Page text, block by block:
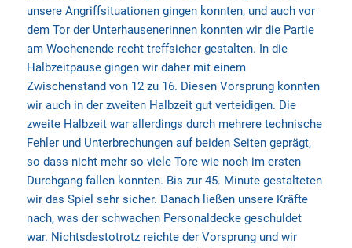
unsere Angriffsituationen gingen konnten, und auch vor
dem Tor der Unterhausenerinnen konnten wir die Partie
am Wochenende recht treffsicher gestalten. In die
Halbzeitpause gingen wir daher mit einem
Zwischenstand von 12 zu 16. Diesen Vorsprung konnten
wir auch in der zweiten Halbzeit gut verteidigen. Die
zweite Halbzeit war allerdings durch mehrere technische
Fehler und Unterbrechungen auf beiden Seiten geprägt,
so dass nicht mehr so viele Tore wie noch im ersten
Durchgang fallen konnten. Bis zur 45. Minute gestalteten
wir das Spiel sehr sicher. Danach ließen unsere Kräfte
nach, was der schwachen Personaldecke geschuldet
war. Nichtsdestotrotz reichte der Vorsprung und wir